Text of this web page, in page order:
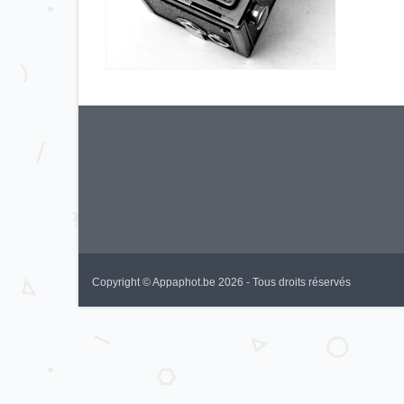
Copyright © Appaphot.be 2026 - Tous droits réservés